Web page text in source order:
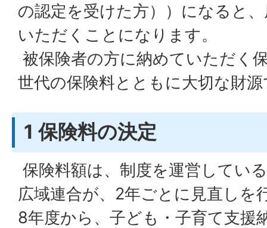
の認定を受けた方））になると
いただくことになります。
被保険者の方に納めていただく
世代の保険料とともに大切な財
1 保険料の決定
保険料額は、制度を運営してい
広域連合が、2年ごとに見直しを
8年度から、子ども・子育て支援